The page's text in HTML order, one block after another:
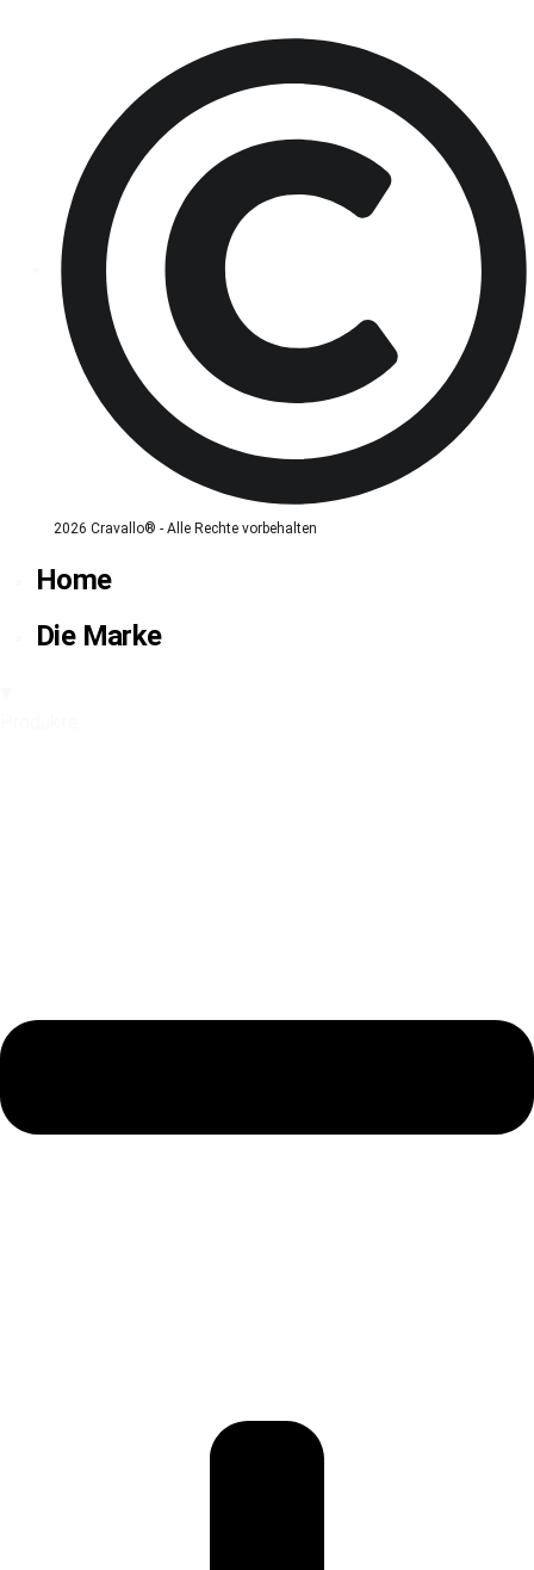
2026 Cravallo® - Alle Rechte vorbehalten
Home
Die Marke